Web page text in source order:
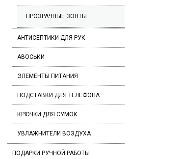
ПРОЗРАЧНЫЕ ЗОНТЫ
АНТИСЕПТИКИ ДЛЯ РУК
АВОСЬКИ
ЭЛЕМЕНТЫ ПИТАНИЯ
ПОДСТАВКИ ДЛЯ ТЕЛЕФОНА
КРЮЧКИ ДЛЯ СУМОК
УВЛАЖНИТЕЛИ ВОЗДУХА
ПОДАРКИ РУЧНОЙ РАБОТЫ